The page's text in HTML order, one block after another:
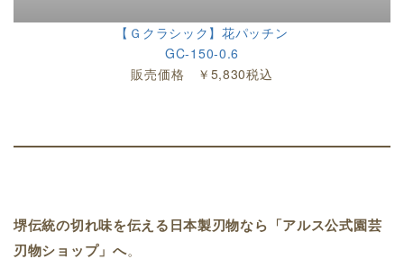
【Ｇクラシック】花パッチン
GC-150-0.6
販売価格 ￥5,830税込
堺伝統の切れ味を伝える日本製刃物なら「アルス公式園芸
刃物ショップ」へ。